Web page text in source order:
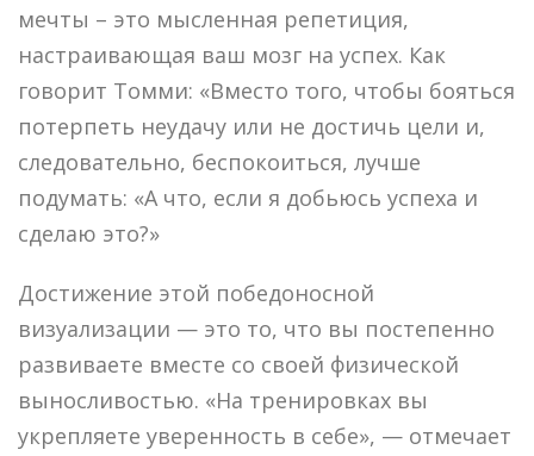
мечты – это мысленная репетиция,
настраивающая ваш мозг на успех. Как
говорит Томми: «Вместо того, чтобы бояться
потерпеть неудачу или не достичь цели и,
следовательно, беспокоиться, лучше
подумать: «А что, если я добьюсь успеха и
сделаю это?»
Достижение этой победоносной
визуализации — это то, что вы постепенно
развиваете вместе со своей физической
выносливостью. «На тренировках вы
укрепляете уверенность в себе», — отмечает